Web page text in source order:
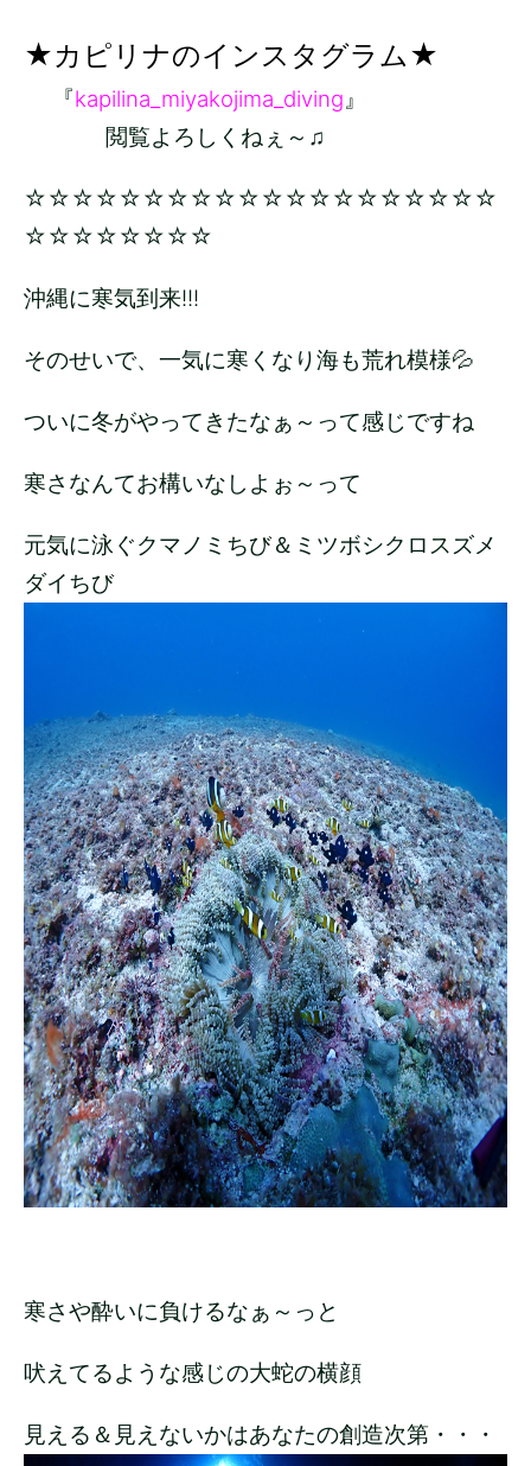
★カピリナのインスタグラム★
『kapilina_miyakojima_diving』
閲覧よろしくねぇ～♫
☆☆☆☆☆☆☆☆☆☆☆☆☆☆☆☆☆☆☆☆
☆☆☆☆☆☆☆☆
沖縄に寒気到来!!!
そのせいで、一気に寒くなり海も荒れ模様💦
ついに冬がやってきたなぁ～って感じですね
寒さなんてお構いなしよぉ～って
元気に泳ぐクマノミちび＆ミツボシクロスズメ
ダイちび
寒さや酔いに負けるなぁ～っと
吠えてるような感じの大蛇の横顔
見える＆見えないかはあなたの創造次第・・・